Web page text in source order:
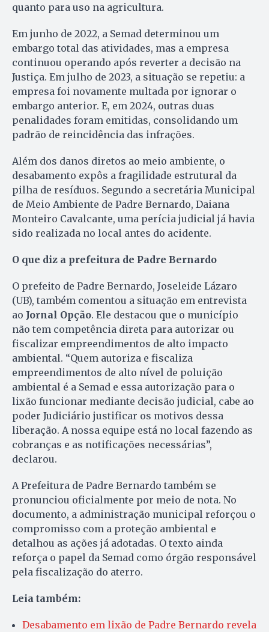
quanto para uso na agricultura.
Em junho de 2022, a Semad determinou um
embargo total das atividades, mas a empresa
continuou operando após reverter a decisão na
Justiça. Em julho de 2023, a situação se repetiu: a
empresa foi novamente multada por ignorar o
embargo anterior. E, em 2024, outras duas
penalidades foram emitidas, consolidando um
padrão de reincidência das infrações.
Além dos danos diretos ao meio ambiente, o
desabamento expôs a fragilidade estrutural da
pilha de resíduos. Segundo a secretária Municipal
de Meio Ambiente de Padre Bernardo, Daiana
Monteiro Cavalcante, uma perícia judicial já havia
sido realizada no local antes do acidente.
O que diz a prefeitura de Padre Bernardo
O prefeito de Padre Bernardo, Joseleide Lázaro
(UB), também comentou a situação em entrevista
ao Jornal Opção. Ele destacou que o município
não tem competência direta para autorizar ou
fiscalizar empreendimentos de alto impacto
ambiental. “Quem autoriza e fiscaliza
empreendimentos de alto nível de poluição
ambiental é a Semad e essa autorização para o
lixão funcionar mediante decisão judicial, cabe ao
poder Judiciário justificar os motivos dessa
liberação. A nossa equipe está no local fazendo as
cobranças e as notificações necessárias”,
declarou.
A Prefeitura de Padre Bernardo também se
pronunciou oficialmente por meio de nota. No
documento, a administração municipal reforçou o
compromisso com a proteção ambiental e
detalhou as ações já adotadas. O texto ainda
reforça o papel da Semad como órgão responsável
pela fiscalização do aterro.
Leia também:
Desabamento em lixão de Padre Bernardo revela